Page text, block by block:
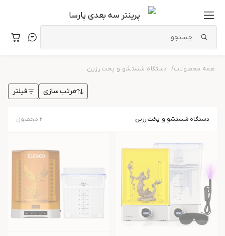
پرینتر سه بعدی پارسا
همه محصولات/ دستگاه شستشو و پخت رزین
مرتب سازی فیلتر
دستگاه شستشو و پخت رزین ۲محصول